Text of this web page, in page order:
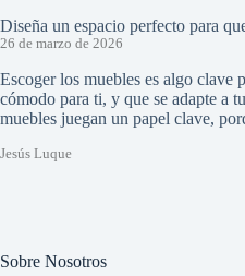
Diseña un espacio perfecto para
26 de marzo de 2026
Escoger los muebles es algo clave
cómodo para ti, y que se adapte a
muebles juegan un papel clave,
Jesús Luque
Sobre Nosotros